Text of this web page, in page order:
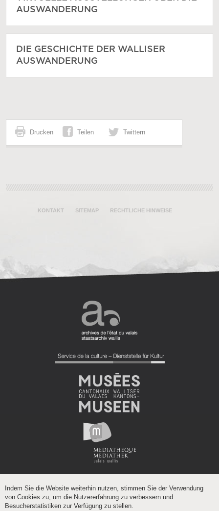
AUSWANDERUNG
DIE GESCHICHTE DER WALLISER
AUSWANDERUNG
Drucken Teilen Twittern
KONTAKT SITEMAP RECHTLICHE HINWEISE
Indem Sie die Website weiterhin nutzen, stimmen Sie der Verwendung
von Cookies zu, um die Nutzererfahrung zu verbessern und
Besucherstatistiken zur Verfügung zu stellen.